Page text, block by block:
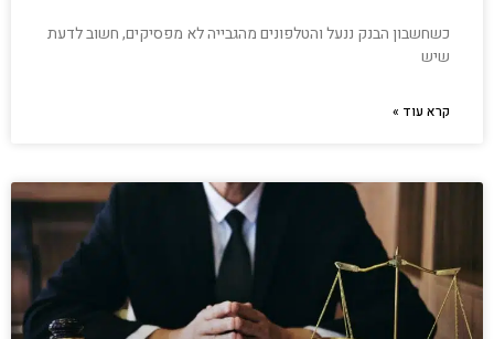
כשחשבון הבנק ננעל והטלפונים מהגבייה לא מפסיקים, חשוב לדעת
שיש
קרא עוד »